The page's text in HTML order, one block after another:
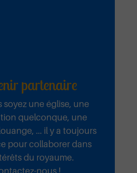
partenaire
soyez une église, une
quelconque, une
... il y a toujours
pour collaborer dans
du royaume.
nous !